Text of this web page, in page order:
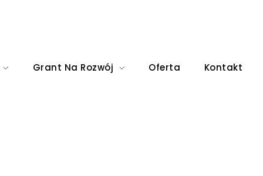
Grant Na Rozwój Oferta Kontakt